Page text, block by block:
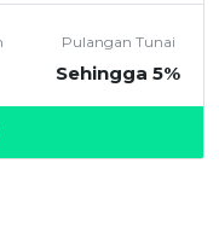
Pulangan Tunai
Sehingga 5%